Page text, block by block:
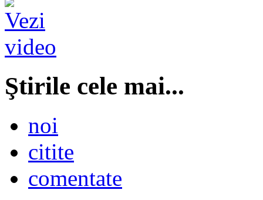
Ştirile cele mai...
noi
citite
comentate